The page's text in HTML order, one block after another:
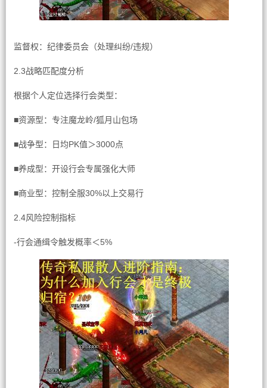
监督权：纪律委员会（处理纠纷/违规）
2.3战略匹配度分析
根据个人定位选择行会类型：
■资源型：专注魔龙岭/狐月山包场
■战争型：日均PK值＞3000点
■养成型：开设行会专属强化大师
■商业型：控制全服30%以上交易行
2.4风险控制指标
-行会通缉令触发概率＜5%